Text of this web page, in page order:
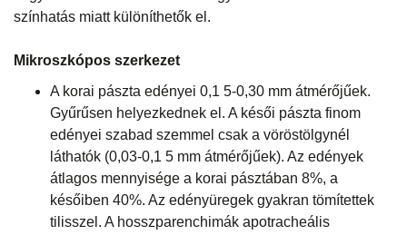
színhatás miatt különíthetők el.
Mikroszkópos szerkezet
A korai pászta edényei 0,1 5-0,30 mm átmérőjűek.
Gyűrűsen helyezkednek el. A késői pászta finom
edényei szabad szemmel csak a vöröstölgynél
láthatók (0,03-0,1 5 mm átmérőjűek). Az edények
átlagos mennyisége a korai pásztában 8%, a
későiben 40%. Az edényüregek gyakran tömítettek
tilisszel. A hosszparenchimák apotracheális